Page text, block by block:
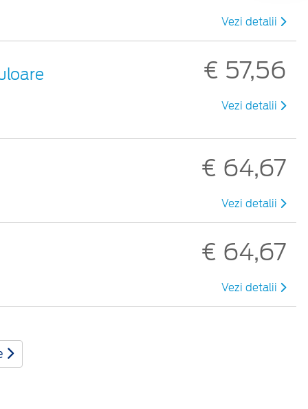
Vezi detalii
€ 57,56
Vezi detalii
€ 64,67
Vezi detalii
€ 64,67
Vezi detalii